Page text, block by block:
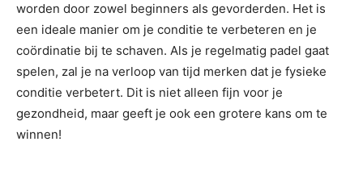
worden door zowel beginners als gevorderden. Het is
een ideale manier om je conditie te verbeteren en je
coördinatie bij te schaven. Als je regelmatig padel gaat
spelen, zal je na verloop van tijd merken dat je fysieke
conditie verbetert. Dit is niet alleen fijn voor je
gezondheid, maar geeft je ook een grotere kans om te
winnen!